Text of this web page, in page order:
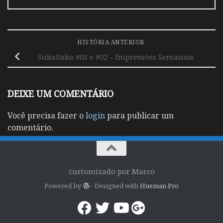
HISTÓRIA ANTERIOR
SukaSuka #01 e #02 – Impressões Semanais
DEIXE UM COMENTÁRIO
Você precisa fazer ologinpara publicar um
comentário.
customizado por Marco
Powered by - Designed withHueman Pro